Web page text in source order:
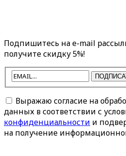
Подпишитесь на e-mail
получите скидку 5%!
Выражаю согласие на
данных в соответствии с
конфиденциальности и
на получение